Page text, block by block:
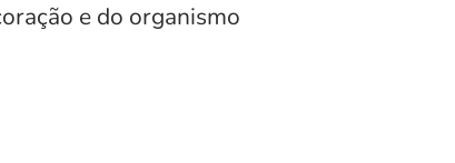
e do organismo